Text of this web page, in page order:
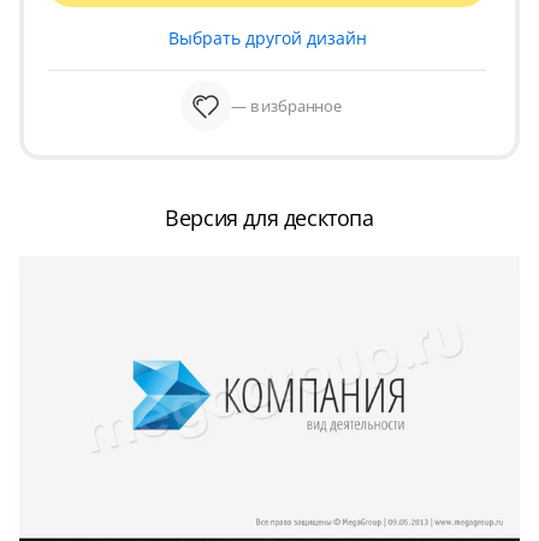
Выбрать другой дизайн
— в избранное
Версия для десктопа